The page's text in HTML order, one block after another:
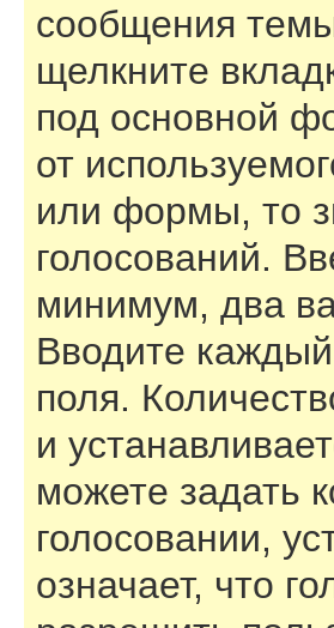
сообщения
щелкните
под основной
от
или формы, то
голосований.
минимум, два
Вводите каждый
поля.
и
можете задать
голосовании,
означает, что